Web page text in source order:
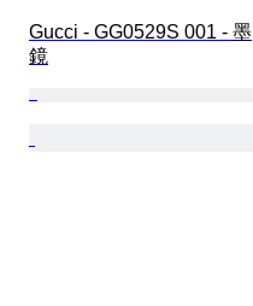
Gucci - GG0529S 001 - 墨
鏡